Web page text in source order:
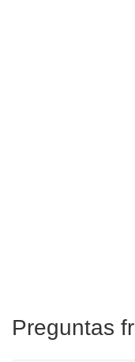
Preguntas